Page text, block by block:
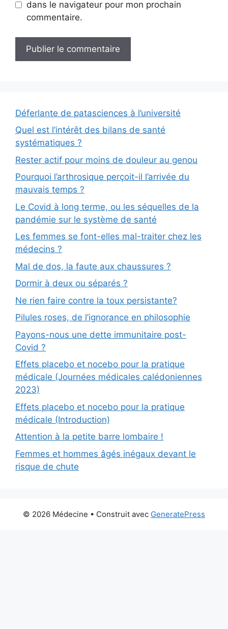
dans le navigateur pour mon prochain
commentaire.
Déferlante de patasciences à l’université
Quel est l’intérêt des bilans de santé
systématiques ?
Rester actif pour moins de douleur au genou
Pourquoi l’arthrosique perçoit-il l’arrivée du
mauvais temps ?
Le Covid à long terme, ou les séquelles de la
pandémie sur le système de santé
Les femmes se font-elles mal-traiter chez les
médecins ?
Mal de dos, la faute aux chaussures ?
Dormir à deux ou séparés ?
Ne rien faire contre la toux persistante?
Pilules roses, de l’ignorance en philosophie
Payons-nous une dette immunitaire post-
Covid ?
Effets placebo et nocebo pour la pratique
médicale (Journées médicales calédoniennes
2023)
Effets placebo et nocebo pour la pratique
médicale (Introduction)
Attention à la petite barre lombaire !
Femmes et hommes âgés inégaux devant le
risque de chute
© 2026 Médecine • Construit avec GeneratePress